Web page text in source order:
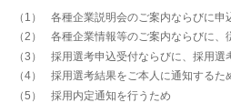
1
各種企業説明会のご案内ならびに申
2
各種企業情報等のご案内ならびに、
3
採用選考申込受付ならびに、採用選
4
採用選考結果をご本人に通知するた
5
採用内定通知を行うため